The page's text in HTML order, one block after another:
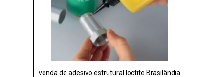
venda de adesivo estrutural loctite Brasilândia